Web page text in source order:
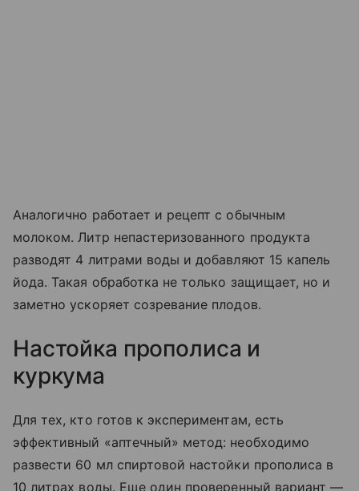
Аналогично работает и рецепт с обычным
молоком. Литр непастеризованного продукта
разводят 4 литрами воды и добавляют 15 капель
йода. Такая обработка не только защищает, но и
заметно ускоряет созревание плодов.
Настойка прополиса и
куркума
Для тех, кто готов к экспериментам, есть
эффективный «аптечный» метод: необходимо
развести 60 мл спиртовой настойки прополиса в
10 литрах воды. Еще один проверенный вариант —